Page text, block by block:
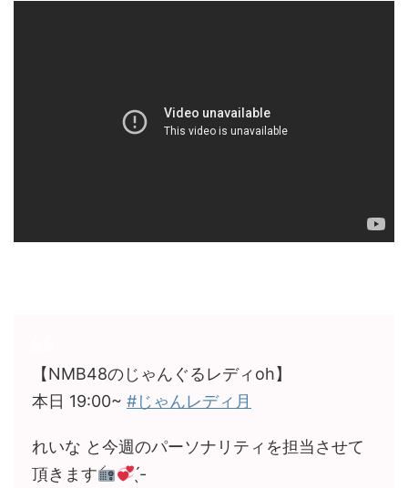
【NMB48のじゃんぐるレディoh】
本日 19:00~ #じゃんレディ月
れいな と今週のパーソナリティを担当させて
頂きます
̖́-